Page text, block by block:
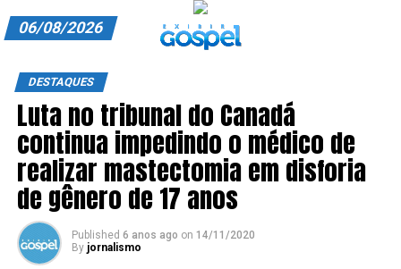
ANUNCIE CONOSCO
ASSINE
CARRINHO
EDITORIAL
ENTREVISTAS
06/08/2026
DESTAQUES
Luta no tribunal do Canadá
continua impedindo o médico de
realizar mastectomia em disforia
de gênero de 17 anos
Published 6 anos ago on 14/11/2020
By jornalismo